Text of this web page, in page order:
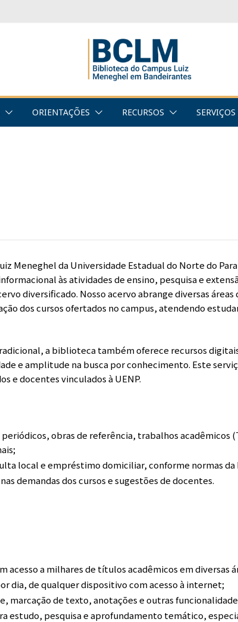
ORIENTAÇÕES RECURSOS SERVIÇOS
Meneghel da Universidade Estadual do Norte do
às atividades de ensino, pesquisa e
diversificado. Nosso acervo abrange diversas
dos cursos ofertados no campus, atendendo
a biblioteca também oferece recursos
e amplitude na busca por conhecimento. Este
e docentes vinculados à UENP.
obras de referência, trabalhos acadêmicos
local e empréstimo domiciliar, conforme normas
demandas dos cursos e sugestões de docentes.
acesso a milhares de títulos acadêmicos em diversas
dia, de qualquer dispositivo com acesso à internet;
marcação de texto, anotações e outras
estudo, pesquisa e aprofundamento temático,